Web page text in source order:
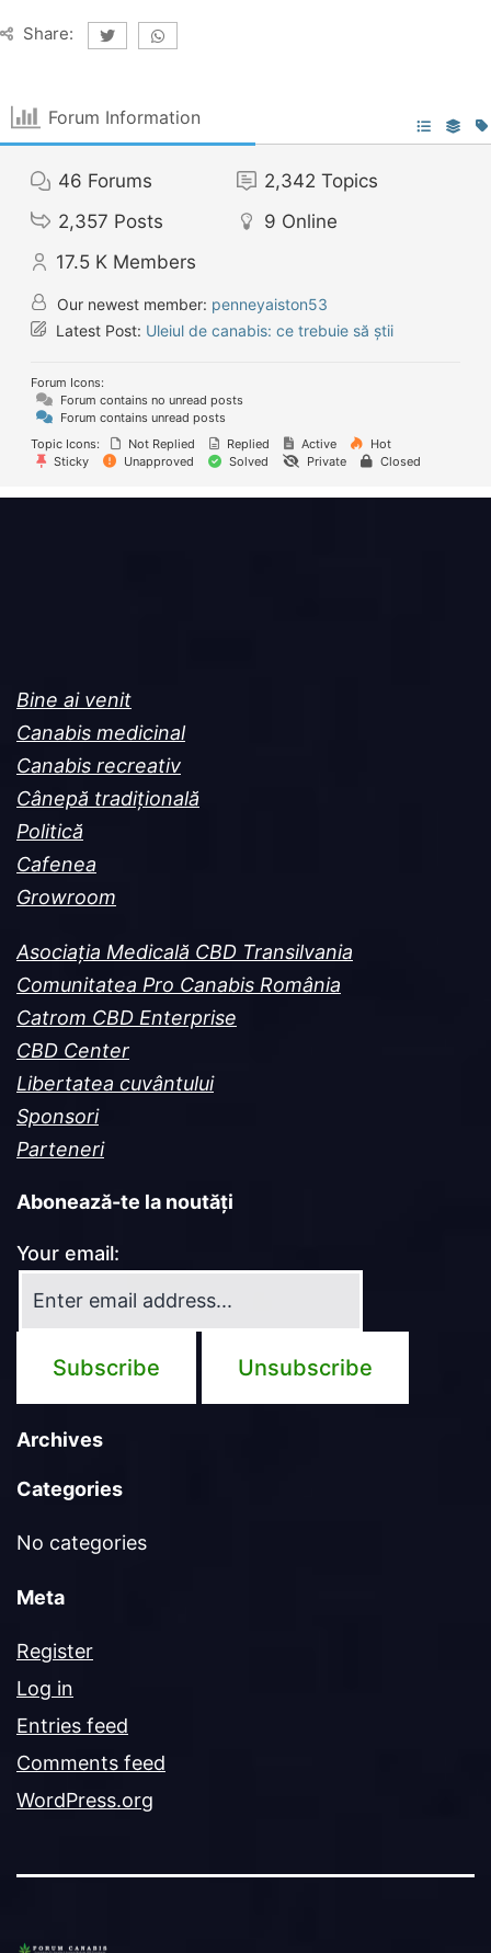
Share:
Forum Information
46 Forums 2,342 Topics
2,357 Posts 9 Online
17.5 K Members
Our newest member: penneyaiston53
Latest Post: Uleiul de canabis: ce trebuie să știi
Forum Icons:
Forum contains no unread posts
Forum contains unread posts
Topic Icons:
Not Replied Replied Active
Hot
Sticky
Unapproved Solved Private Closed
Bine ai venit
Canabis medicinal
Canabis recreativ
Cânepă tradițională
Politică
Cafenea
Growroom
Asociația Medicală CBD Transilvania
Comunitatea Pro Canabis România
Catrom CBD Enterprise
CBD Center
Libertatea cuvântului
Sponsori
Parteneri
Abonează-te la noutăți
Your email:
Archives
Categories
No categories
Meta
Register
Log in
Entries feed
Comments feed
WordPress.org